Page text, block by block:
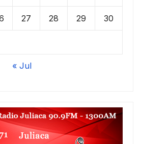
27 28 29 30
« Jul